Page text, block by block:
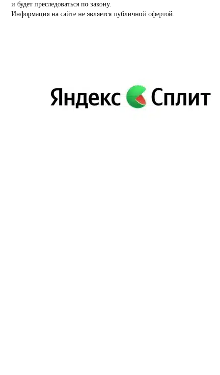
и будет преследоваться по закону.
Информация на сайте не является публичной офертой.